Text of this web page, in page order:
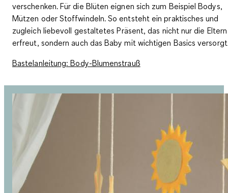
verschenken. Für die Blüten eignen sich zum Beispiel Bodys,
Mützen oder Stoffwindeln. So entsteht ein praktisches und
zugleich liebevoll gestaltetes Präsent, das nicht nur die Eltern
erfreut, sondern auch das Baby mit wichtigen Basics
Bastelanleitung: Body-Blumenstrauß